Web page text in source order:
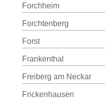
Forchheim
Forchtenberg
Forst
Frankenthal
Freiberg am Neckar
Frickenhausen